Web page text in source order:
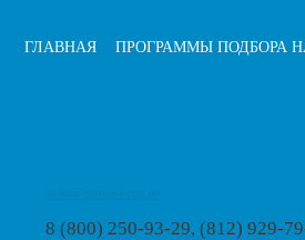
ГЛАВНАЯ ПРОГРАММЫ ПОДБОРА
8 (800) 250-93-29, (812) 929-